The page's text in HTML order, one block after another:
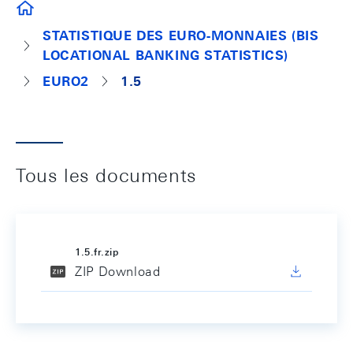
DOCUMENTS D'ENQUÊTE
STATISTIQUE DES EURO-MONNAIES (BIS
LOCATIONAL BANKING STATISTICS)
EURO2
1.5
Tous les documents
1.5.fr.zip
ZIP Download